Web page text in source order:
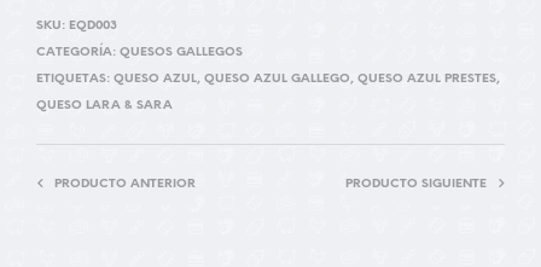
SKU: EQD003
CATEGORÍA: QUESOS GALLEGOS
ETIQUETAS: QUESO AZUL, QUESO AZUL GALLEGO, QUESO AZUL PRESTES,
QUESO LARA & SARA
PRODUCTO ANTERIOR PRODUCTO SIGUIENTE